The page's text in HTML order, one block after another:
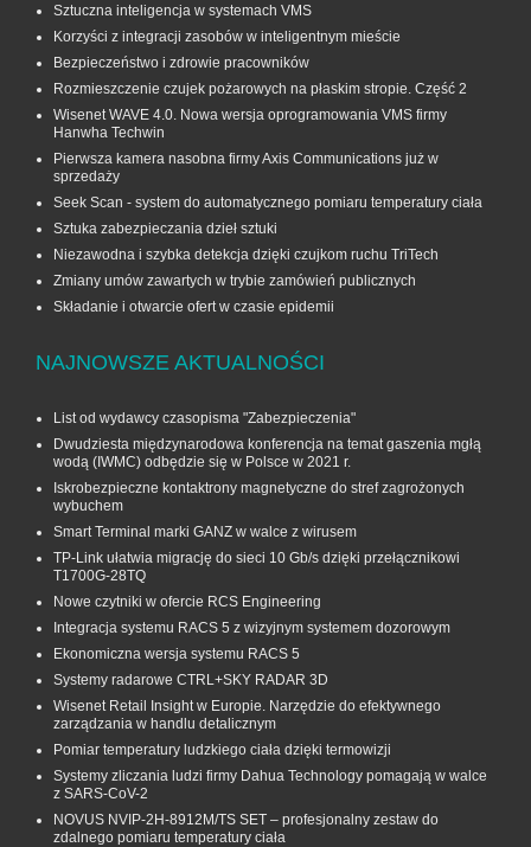
Sztuczna inteligencja w systemach VMS
Korzyści z integracji zasobów w inteligentnym mieście
Bezpieczeństwo i zdrowie pracowników
Rozmieszczenie czujek pożarowych na płaskim stropie. Część 2
Wisenet WAVE 4.0. Nowa wersja oprogramowania VMS firmy
Hanwha Techwin
Pierwsza kamera nasobna firmy Axis Communications już w
sprzedaży
Seek Scan - system do automatycznego pomiaru temperatury ciała
Sztuka zabezpieczania dzieł sztuki
Niezawodna i szybka detekcja dzięki czujkom ruchu TriTech
Zmiany umów zawartych w trybie zamówień publicznych
Składanie i otwarcie ofert w czasie epidemii
NAJNOWSZE AKTUALNOŚCI
List od wydawcy czasopisma "Zabezpieczenia"
Dwudziesta międzynarodowa konferencja na temat gaszenia mgłą
wodą (IWMC) odbędzie się w Polsce w 2021 r.
Iskrobezpieczne kontaktrony magnetyczne do stref zagrożonych
wybuchem
Smart Terminal marki GANZ w walce z wirusem
TP-Link ułatwia migrację do sieci 10 Gb/s dzięki przełącznikowi
T1700G‑28TQ
Nowe czytniki w ofercie RCS Engineering
Integracja systemu RACS 5 z wizyjnym systemem dozorowym
Ekonomiczna wersja systemu RACS 5
Systemy radarowe CTRL+SKY RADAR 3D
Wisenet Retail Insight w Europie. Narzędzie do efektywnego
zarządzania w handlu detalicznym
Pomiar temperatury ludzkiego ciała dzięki termowizji
Systemy zliczania ludzi firmy Dahua Technology pomagają w walce
z SARS-CoV-2
NOVUS NVIP-2H-8912M/TS SET – profesjonalny zestaw do
zdalnego pomiaru temperatury ciała